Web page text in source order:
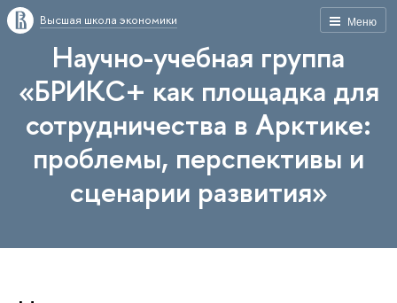
Меню
Высшая школа экономики
Научно-учебная группа
«БРИКС+ как площадка для
сотрудничества в Арктике:
проблемы, перспективы и
сценарии развития»